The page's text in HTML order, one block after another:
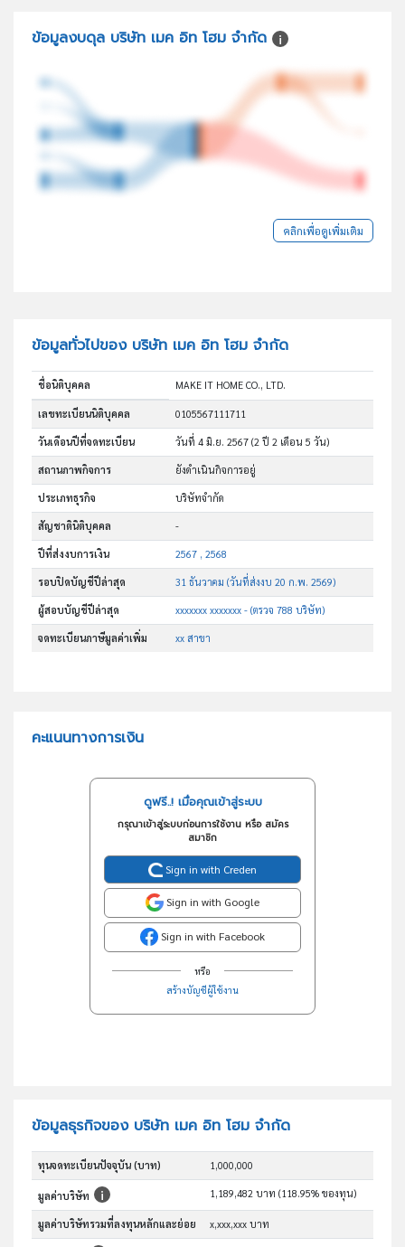
ข้อมูลงบดุล บริษัท เมค อิท โฮม จำกัด
คลิกเพื่อดูเพิ่มเติม
ข้อมูลทั่วไปของ บริษัท เมค อิท โฮม จำกัด
ชื่อนิติบุคคล MAKE IT HOME CO., LTD.
เลขทะเบียนนิติบุคคล 0105567111711
วันเดือนปีที่จดทะเบียน วันที่ 4 มิ.ย. 2567(2 ปี 2 เดือน 5 วัน)
สถานภาพกิจการ ยังดำเนินกิจการอยู่
ประเภทธุรกิจ บริษัทจำกัด
สัญชาตินิติบุคคล -
ปีที่ส่งงบการเงิน 2567 , 2568
รอบปิดบัญชีปีล่าสุด 31 ธันวาคม (วันที่ส่งงบ 20 ก.พ. 2569)
ผู้สอบบัญชีปีล่าสุด xxxxxxx xxxxxxx - (ตรวจ 788 บริษัท)
จดทะเบียนภาษีมูลค่าเพิ่ม xx สาขา
คะแนนทางการเงิน
ดูฟรี..! เมื่อคุณเข้าสู่ระบบ
กรุณาเข้าสู่ระบบก่อนการใช้งาน หรือ สมัคร
สมาชิก
Sign in with Creden
Sign in with Google
Sign in with Facebook
หรือ
สร้างบัญชีผู้ใช้งาน
ข้อมูลธุรกิจของ บริษัท เมค อิท โฮม จำกัด
ทุนจดทะเบียนปัจจุบัน (บาท) 1,000,000
มูลค่าบริษัท 1,189,482 บาท (118.95% ของทุน)
มูลค่าบริษัทรวมที่ลงทุนหลักและย่อย x,xxx,xxx บาท